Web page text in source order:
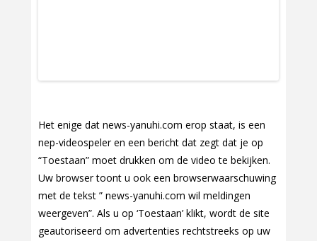
Het enige dat news-yanuhi.com erop staat, is een
nep-videospeler en een bericht dat zegt dat je op
“Toestaan” moet drukken om de video te bekijken.
Uw browser toont u ook een browserwaarschuwing
met de tekst ” news-yanuhi.com wil meldingen
weergeven”. Als u op ‘Toestaan’ klikt, wordt de site
geautoriseerd om advertenties rechtstreeks op uw